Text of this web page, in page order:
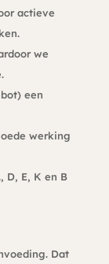
actieve
we
een
werking
D, E, K en B
Dat